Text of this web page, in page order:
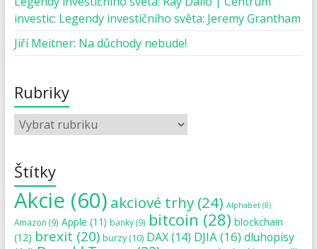
investic: Legendy investičního světa: Jeremy Grantham
Jiří Meitner: Na důchody nebude!
Rubriky
Štítky
Akcie (60) akciové trhy(24) Alphabet(8)
Amazon (9) Apple (11) banky(9) bitcoin (28) blockchain
(12) brexit (20) burzy(10) DAX(14) DJIA(16)dluhopisy